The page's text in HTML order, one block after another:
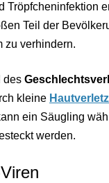
Tröpfcheninfektion
Teil der
zu verhindern.
des
kleine
ein Säugling
werden.